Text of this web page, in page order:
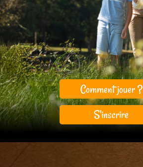
Comment jouer ?
S'inscrire